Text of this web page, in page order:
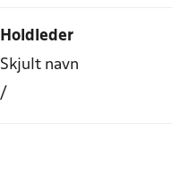
Holdleder
Skjult navn
/